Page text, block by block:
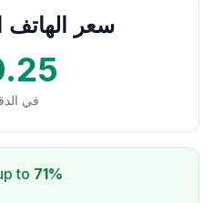
سعر الهاتف
في
to 71%